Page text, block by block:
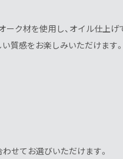
ク材を使用し、オイル仕上
質感をお楽しみいただけます。
せてお選びいただけます。